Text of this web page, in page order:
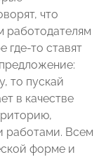
что
работодателям
где-то ставят
то пускай
в качестве
работами. Всем
форме и